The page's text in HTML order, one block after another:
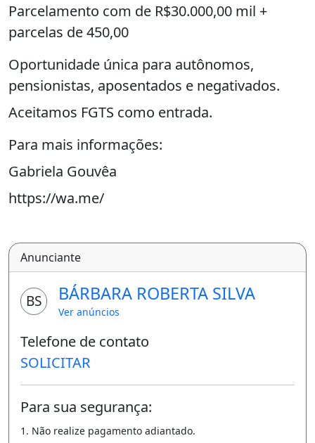
Parcelamento com de R$30.000,00 mil +
parcelas de 450,00
Oportunidade única para autônomos,
pensionistas, aposentados e negativados.
Aceitamos FGTS como entrada.
Para mais informações:
Gabriela Gouvêa
https://wa.me/
Anunciante
BS BÁRBARA ROBERTA SILVA
Ver anúncios
Telefone de contato
SOLICITAR
Para sua segurança:
1. Não realize pagamento adiantado.